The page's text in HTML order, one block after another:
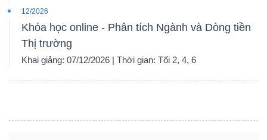
12/2026
Khóa học online - Phân tích Ngành và Dòng tiền
Thị trường
Khai giảng: 07/12/2026 | Thời gian: Tối 2, 4, 6